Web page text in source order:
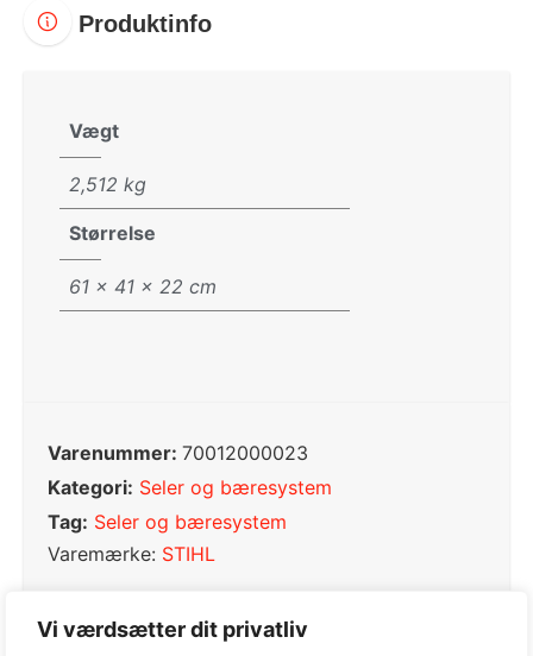
Vi værdsætter dit privatliv
Produktinfo
Vægt
2,512 kg
Størrelse
61 × 41 × 22 cm
Varenummer: 70012000023
Kategori: Seler og bæresystem
Tag: Seler og bæresystem
Varemærke: STIHL